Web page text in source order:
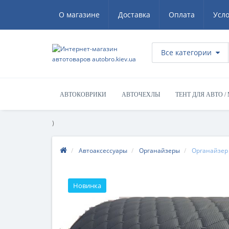
О магазине Доставка Оплата
Все категории
АВТОКОВРИКИ АВТОЧЕХЛЫ ТЕНТ ДЛЯ АВТО
)
Автоаксессуары Органайзеры
Новинка